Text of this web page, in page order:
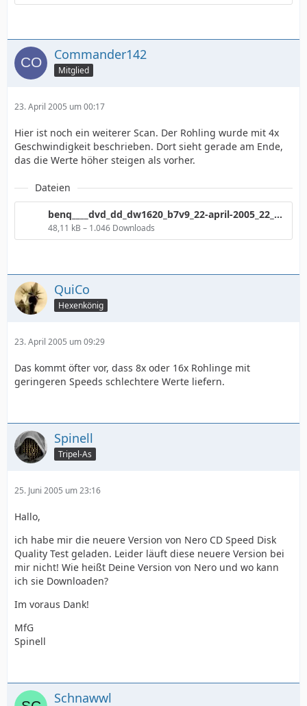
Commander142
Mitglied
23. April 2005 um 00:17
Hier ist noch ein weiterer Scan. Der Rohling wurde mit 4x
Geschwindigkeit beschrieben. Dort sieht gerade am Ende,
das die Werte höher steigen als vorher.
Dateien
benq____dvd_dd_dw1620_b7v9_22-april-2005_22_14_103.png
48,11 kB – 1.046 Downloads
QuiCo
Hexenkönig
23. April 2005 um 09:29
Das kommt öfter vor, dass 8x oder 16x Rohlinge mit
geringeren Speeds schlechtere Werte liefern.
Spinell
Tripel-As
25. Juni 2005 um 23:16
Hallo,
ich habe mir die neuere Version von Nero CD Speed Disk
Quality Test geladen. Leider läuft diese neuere Version bei
mir nicht! Wie heißt Deine Version von Nero und wo kann
ich sie Downloaden?
Im voraus Dank!
MfG
Spinell
Schnawwl